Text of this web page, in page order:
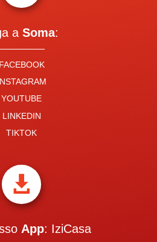
a Soma:
FACEBOOK
YOUTUBE
LINKEDIN
TIKTOK

App: IziCasa